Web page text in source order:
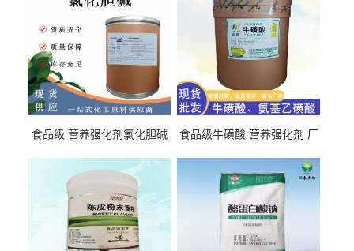
食品级 营养强化剂氯化胆碱
食品级牛磺酸 营养强化剂 厂